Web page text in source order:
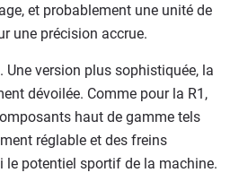
et probablement une unité de
une précision accrue.
Une version plus sophistiquée, la
dévoilée. Comme pour la R1,
haut de gamme tels
réglable et des freins
le potentiel sportif de la machine.